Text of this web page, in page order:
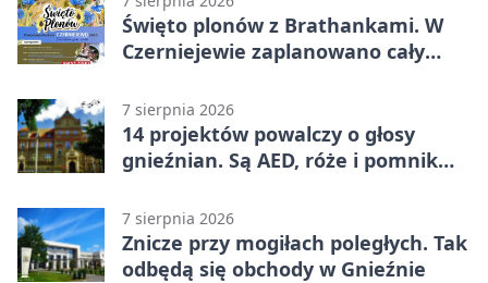
Święto plonów z Brathankami. W
Czerniejewie zaplanowano cały
7 sierpnia 2026
14 projektów powalczy o głosy
gnieźnian. Są AED, róże i pomnik
7 sierpnia 2026
Znicze przy mogiłach poległych. Tak
odbędą się obchody w Gnieźnie